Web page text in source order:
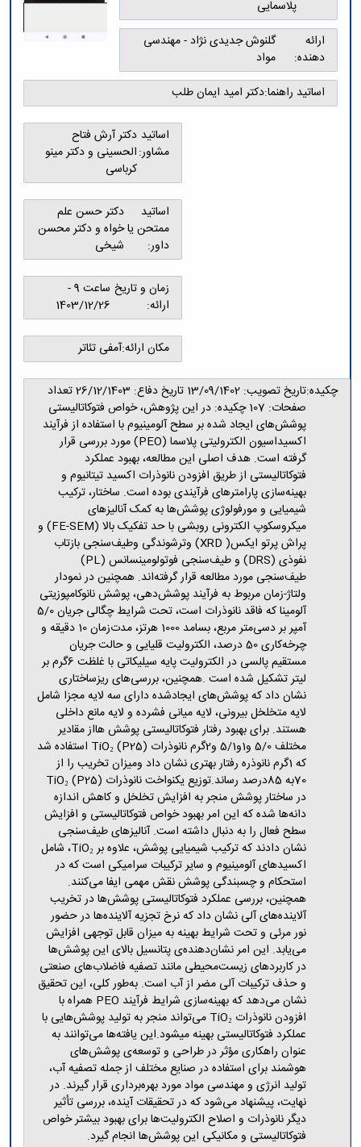
پژوهشی
معاونت
تحصیلات
تکمیلی
کمیته
منتخب
آئین
نامه
ها
سمینارها
و
پایان
گروه
صنایع
گروه
کامپیوتر
نشریات
پژوهش
مرتبط
بنیاد
ملی
نخبگان
شرکت
های
دانش
بنیان
فرآیندها
آئین
نامه
نامه
های
پژوهشی
فرم
های
پژوهشی
مهندسی
مکانیک
مهندسی
کامپیوتر
پلاسمایی
ارائه
دهنده:
گلنوش جدیدی نژاد - مهندسی
مواد
اساتید راهنما:دکتر امید ایمان طلب
اساتید
مشاور:
دکتر آرش فتاح
الحسینی و دکتر مینو
کرباسی
اساتید
ممتحن یا
داور:
دکتر حسن علم
خواه و دکتر محسن
شیخی
زمان و تاریخ
ارائه:
ساعت 9 -
1403/12/26
مکان ارائه:آمفی تئاتر
چکیده:
تاريخ تصويب: 13/09/1402 تاريخ دفاع: 26/12/1403 تعداد
صفحات: 107 چکیده: در این پژوهش، خواص فتوکاتالیستی
پوشش‌های ایجاد شده بر سطح آلومینیوم با استفاده از فرآیند
اکسیداسیون الکترولیتی پلاسما (PEO) مورد بررسی قرار
گرفته است. هدف اصلی این مطالعه، بهبود عملکرد
فتوکاتالیستی از طریق افزودن نانوذرات اکسید تیتانیوم و
بهینه‌سازی پارامترهای فرآیندی بوده است. ساختار، ترکیب
شیمیایی و مورفولوژی پوشش‌ها به کمک آنالیزهای
میکروسکوپ الکترونی روبشی با حد تفکیک بالا (FE-SEM) و
پراش پرتو ایکس( XRD) وترشوندگی وطیف‌سنجی بازتاب
نفوذی (DRS) و طیف‌سنجی فوتولومینسانس (PL)
طیف‌سنجی مورد مطالعه قرار گرفته‌اند. همچنین در نمودار
ولتاژ-زمان مربوط به فرآیند پوشش‌دهی، پوشش نانوکامپوزیتی
آلومینا که فاقد نانوذرات است، تحت شرایط چگالی جریان 5/0
آمپر بر دسی‌متر مربع، بسامد 1000 هرتز، مدت‌زمان 10 دقیقه و
چرخه‌کاری 50 درصد، الکترولیت قلیایی و حالت جریان
مستقیم پالسی در الکترولیت پایه سیلیکاتی با غلظت 6گرم بر
لیتر تشکیل شده است .همچنین، بررسی‌های ریزساختاری
نشان داد که پوشش‌های ایجادشده دارای سه لایه مجزا شامل
لایه متخلخل بیرونی، لایه میانی فشرده و لایه مانع داخلی
هستند. برای بهبود رفتار فتوکاتالیستی پوشش هااز مقادیر
مختلف 5/0 و1و5/1 و2گرم نانوذرات TiO₂ (P25) استفاده شد
که 1گرم نانوذره رفتار بهتری نشان داد ومیزان تخریب را از
70به 85درصد رساند.توزیع یکنواخت نانوذرات TiO₂ (P25)
در ساختار پوشش منجر به افزایش تخلخل و کاهش اندازه
دانه‌ها شده که این امر بهبود خواص فتوکاتالیستی و افزایش
سطح فعال را به دنبال داشته است. آنالیزهای طیف‌سنجی
نشان دادند که ترکیب شیمیایی پوشش، علاوه بر TiO₂، شامل
اکسیدهای آلومینیوم و سایر ترکیبات سرامیکی است که در
استحکام و چسبندگی پوشش نقش مهمی ایفا می‌کنند.
همچنین، بررسی عملکرد فتوکاتالیستی پوشش‌ها در تخریب
آلاینده‌های آلی نشان داد که نرخ تجزیه آلاینده‌ها در حضور
نور مرئی و تحت شرایط بهینه به میزان قابل توجهی افزایش
می‌یابد. این امر نشان‌دهنده‌ی پتانسیل بالای این پوشش‌ها
در کاربردهای زیست‌محیطی مانند تصفیه فاضلاب‌های صنعتی
و حذف ترکیبات آلی مضر از آب است. به‌طور کلی، این تحقیق
نشان می‌دهد که بهینه‌سازی شرایط فرآیند PEO همراه با
افزودن نانوذرات TiO₂ می‌تواند منجر به تولید پوشش‌هایی با
عملکرد فتوکاتالیستی بهینه میشود.این یافته‌ها می‌توانند به
عنوان راهکاری مؤثر در طراحی و توسعه‌ی پوشش‌های
هوشمند برای استفاده در صنایع مختلف از جمله تصفیه آب،
تولید انرژی و مهندسی مواد مورد بهره‌برداری قرار گیرند. در
نهایت، پیشنهاد می‌شود که در تحقیقات آینده، بررسی تأثیر
دیگر نانوذرات و اصلاح الکترولیت‌ها برای بهبود بیشتر خواص
فتوکاتالیستی و مکانیکی این پوشش‌ها انجام گیرد.